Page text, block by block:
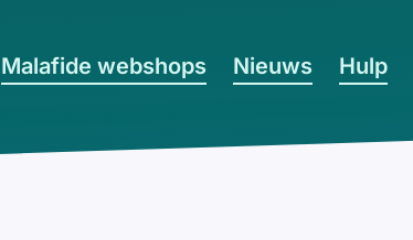
Malafide webshops Nieuws Hulp